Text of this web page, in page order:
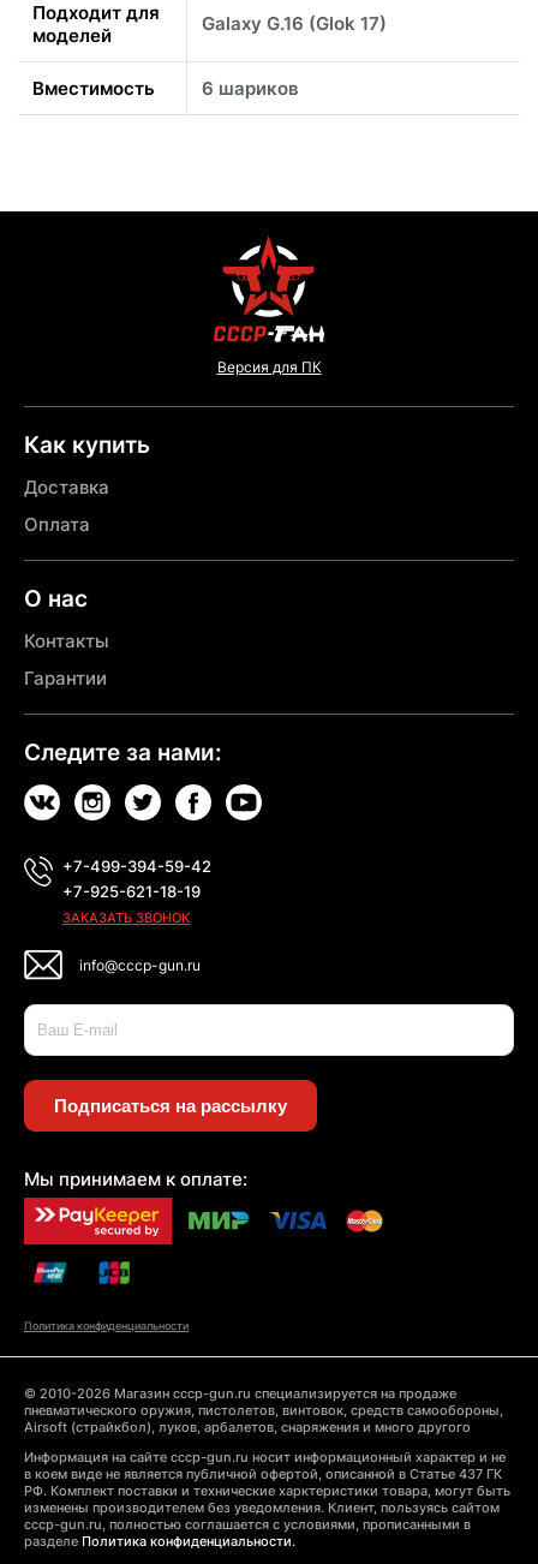
Подходит для
моделей
Galaxy G.16 (Glok 17)
Вместимость 6 шариков
Версия для ПК
Как купить
Доставка
Оплата
О нас
Контакты
Гарантии
Следите за нами:
+7-499-394-59-42
+7-925-621-18-19
ЗАКАЗАТЬ ЗВОНОК
info@cccp-gun.ru
Подписаться на рассылку
Мы принимаем к оплате:
Политика конфиденциальности
© 2010-2026 Магазин cccp-gun.ru специализируется на продаже
пневматического оружия, пистолетов, винтовок, средств самообороны,
Airsoft (страйкбол), луков, арбалетов, снаряжения и много другого
Информация на сайте cccp-gun.ru носит информационный характер и не
в коем виде не является публичной офертой, описанной в Статье 437 ГК
РФ. Комплект поставки и технические харктеристики товара, могут быть
изменены производителем без уведомления. Клиент, пользуясь сайтом
cccp-gun.ru, полностью соглашается с условиями, прописанными в
разделе Политика конфиденциальности.